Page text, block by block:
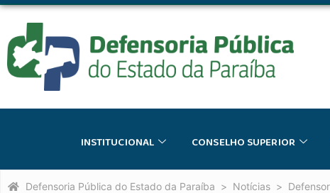
INSTITUCIONAL CONSELHO SUPERIOR
Defensoria Pública do Estado da Paraíba Notícias